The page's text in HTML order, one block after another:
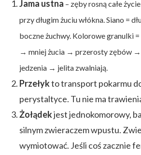
Jama ustna – zęby rosną całe
przy długim żuciu włókna. Siano =
boczne żuchwy. Kolorowe granulki
→ mniej żucia → przerosty zębów
jedzenia → jelita zwalniają.
Przełykto transport pokarmu
perystaltyce. Tu nie ma
Żołądekjest jednokomorowy,
silnym zwieraczem wpustu.
wymiotować. Jeśli coś zacznie